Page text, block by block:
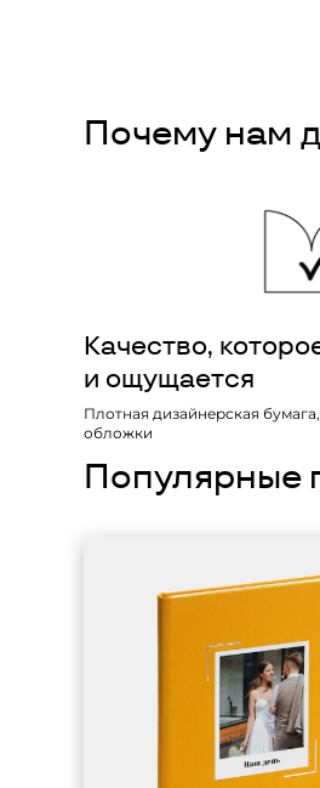
Почему нам
Качество,
и ощущается
Плотная дизайнерская
обложки
Популярные